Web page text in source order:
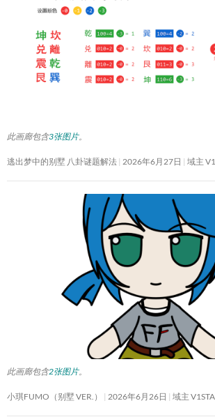
此画廊包含3张图片。
逃出梦中的别墅 八卦谜题解法 2026年6月27日 域主
此画廊包含2张图片。
小琪FUMO（别墅 VER.） 2026年6月26日 域主 V1STA